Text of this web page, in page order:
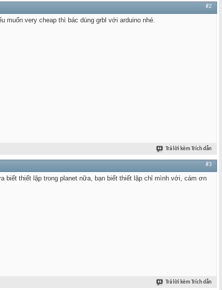
#2
muốn very cheap thì bác dùng grbl với arduino nhé.
Trả lời kèm Trích dẫn
#3
biết thiết lập trong planet nữa, bạn biết thiết lập chỉ mình với, cám ơn
Trả lời kèm Trích dẫn